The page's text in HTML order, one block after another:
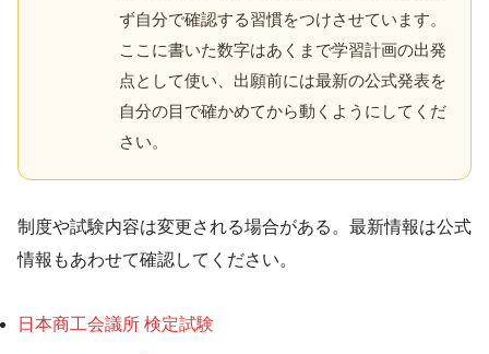
ず自分で確認する習慣をつけさせています。
ここに書いた数字はあくまで学習計画の出発
点として使い、出願前には最新の公式発表を
自分の目で確かめてから動くようにしてくだ
さい。
制度や試験内容は変更される場合がある。最新情報は公式
情報もあわせて確認してください。
日本商工会議所 検定試験